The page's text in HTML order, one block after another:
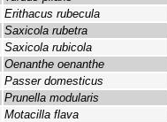
Erithacus rubecula
Saxicola rubetra
Saxicola rubicola
Oenanthe oenanthe
Passer domesticus
Prunella modularis
Motacilla flava